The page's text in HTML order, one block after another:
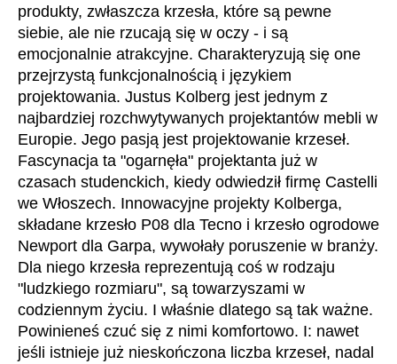
Chorwacja(HR)
Dania(DK)
Egipt(EG)
Filipiny(PH)
Finlandia
Francja(FR)
Ghana(GH)
Grecja(GR)
Gwinea(GN)
Hiszpania(ES)
Holandia(NL)
Hongkong(HK)
Indie(IN)
Indonezja
produkty, zwłaszcza krzesła, które są pewne
siebie, ale nie rzucają się w oczy - i są
emocjonalnie atrakcyjne. Charakteryzują się one
przejrzystą funkcjonalnością i językiem
projektowania. Justus Kolberg jest jednym z
najbardziej rozchwytywanych projektantów mebli w
Europie. Jego pasją jest projektowanie krzeseł.
Fascynacja ta "ogarnęła" projektanta już w
czasach studenckich, kiedy odwiedził firmę Castelli
we Włoszech. Innowacyjne projekty Kolberga,
składane krzesło P08 dla Tecno i krzesło ogrodowe
Newport dla Garpa, wywołały poruszenie w branży.
Dla niego krzesła reprezentują coś w rodzaju
"ludzkiego rozmiaru", są towarzyszami w
codziennym życiu. I właśnie dlatego są tak ważne.
Powinieneś czuć się z nimi komfortowo. I: nawet
jeśli istnieje już nieskończona liczba krzeseł, nadal